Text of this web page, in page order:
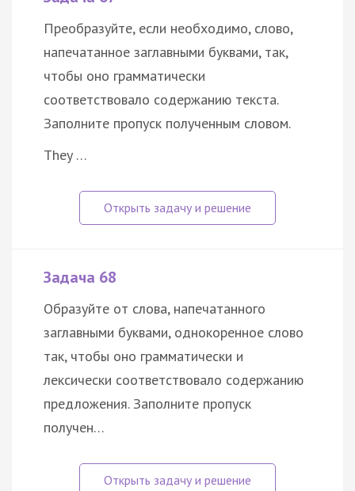
Преобразуйте, если необходимо, слово,
напечатанное заглавными буквами, так,
чтобы оно грамматически
соответствовало содержанию текста.
Заполните пропуск полученным словом.
They …
Задача 68
Образуйте от слова, напечатанного
заглавными буквами, однокоренное слово
так, чтобы оно грамматически и
лексически соответствовало содержанию
предложения. Заполните пропуск
получен…